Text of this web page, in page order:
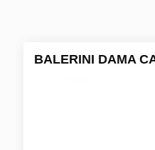
BALERINI DAMA